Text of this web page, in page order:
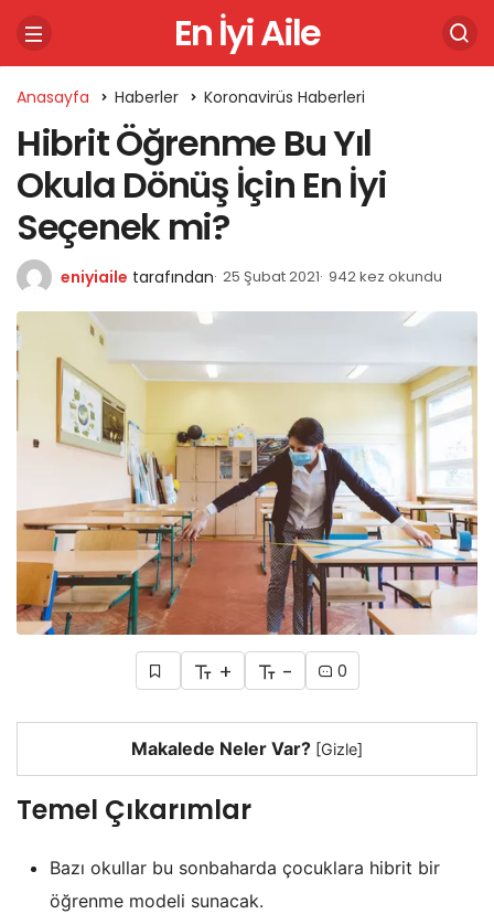
En İyi Aile
Anasayfa Haberler Koronavirüs Haberleri
Hibrit Öğrenme Bu Yıl
Okula Dönüş İçin En İyi
Seçenek mi?
eniyiaile tarafından 25 Şubat 2021 942 kez okundu
+ - 0
Makalede Neler Var? [Gizle]
Temel Çıkarımlar
Bazı okullar bu sonbaharda çocuklara hibrit bir
öğrenme modeli sunacak.